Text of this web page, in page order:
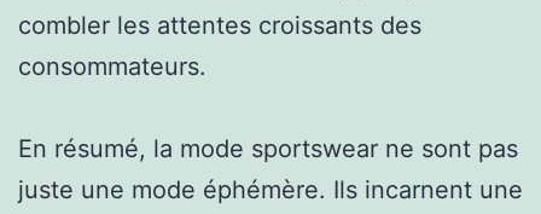
combler les attentes croissants des
consommateurs.
En résumé, la mode sportswear ne sont pas
juste une mode éphémère. Ils incarnent une